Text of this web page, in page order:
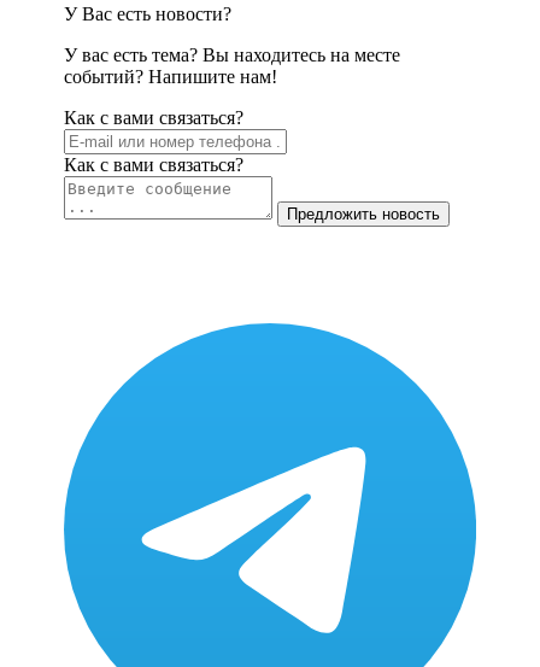
У Вас есть новости?
У вас есть тема? Вы находитесь на месте
событий? Напишите нам!
Как c вами связаться?
Как c вами связаться?
Предложить новость